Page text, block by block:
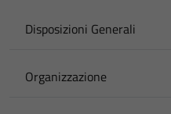
Disposizioni Generali
Organizzazione